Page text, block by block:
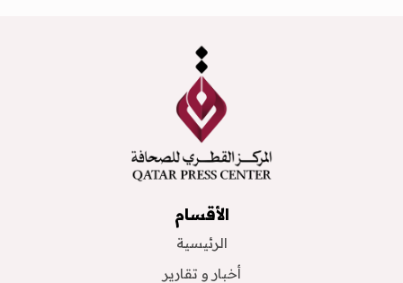
الأقسام
الرئيسية
أخبار و تقارير